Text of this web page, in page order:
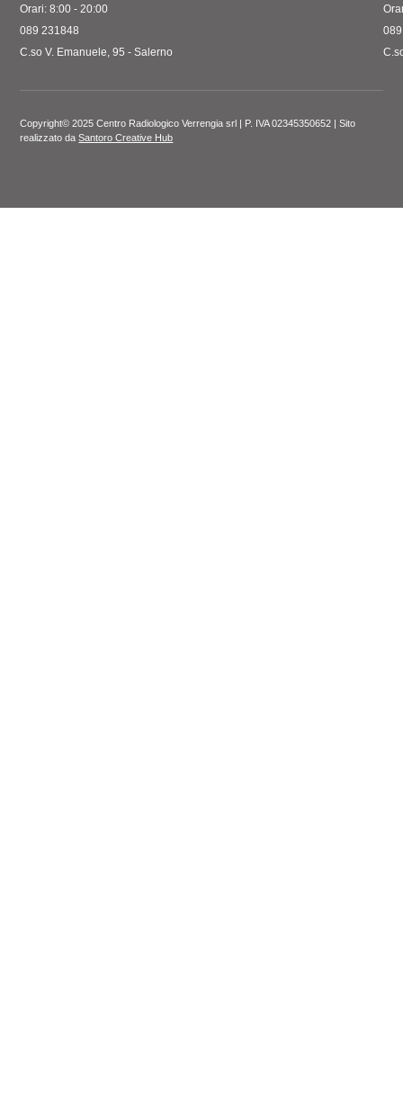
Orari: 8:00 - 20:00
089 231848
C.so V. Emanuele, 95 - Salerno
Copyright© 2025 Centro Radiologico Verrengia srl | P. IVA 02345350652 | Sito
realizzato daSantoro Creative Hub